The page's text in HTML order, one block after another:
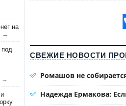
на
→
под
→
СВЕЖИЕ НОВОСТИ
Ромашов не
Надежда Ермакова: